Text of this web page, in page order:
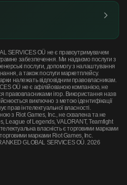
SERVICES OÜ не є правоутримувачем
забезпечення. Ми надаємо послуги з
послуги, допомогу з налаштування
а також послуги маркетплейсу.
належать відповідним правовласникам.
OÜ не є афілійованою компанією, не
правовласниками ігор. Використання назв
виключно з метою ідентифікації
прав інтелектуальної власності.
з Riot Games, Inc., не схвалена та не
League of Legends, VALORANT, Teamfight
власність є торговими марками
марками Riot Games, Inc.
GLOBAL SERVICES OÜ. 2026